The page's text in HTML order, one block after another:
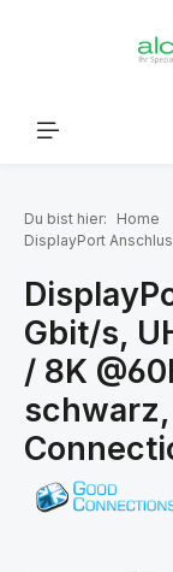
Du bist hier: Home
DisplayPort
Gbit/s,
/ 8K
schwarz,